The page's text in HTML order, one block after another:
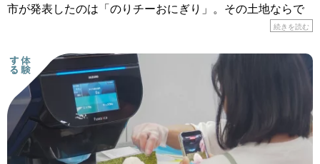
市が発表したのは「のりチーおにぎり」。その土地ならで
はの食材や工夫に注目しながら、レシピを紹介します。 &n
続きを読む